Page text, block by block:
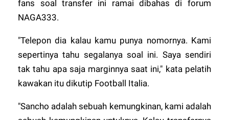
fans soal transfer ini ramai dibahas di forum
NAGA333.
"Telepon dia kalau kamu punya nomornya. Kami
sepertinya tahu segalanya soal ini. Saya sendiri
tak tahu apa saja marginnya saat ini," kata pelatih
kawakan itu dikutip Football Italia.
"Sancho adalah sebuah kemungkinan, kami adalah